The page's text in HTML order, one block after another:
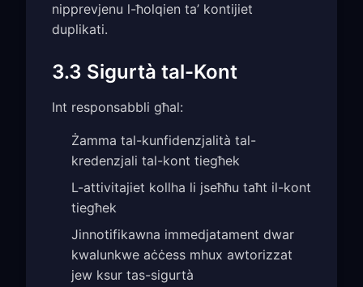
nipprevjenu l-ħolqien ta’ kontijiet
duplikati.
3.3 Sigurtà tal-Kont
Int responsabbli għal:
Żamma tal-kunfidenzjalità tal-
kredenzjali tal-kont tiegħek
L-attivitajiet kollha li jseħħu taħt il-kont
tiegħek
Jinnotifikawna immedjatament dwar
kwalunkwe aċċess mhux awtorizzat
jew ksur tas-sigurtà